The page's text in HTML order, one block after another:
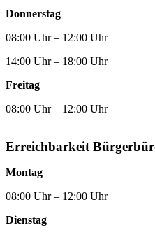
Donnerstag
08:00 Uhr – 12:00 Uhr
14:00 Uhr – 18:00 Uhr
Freitag
08:00 Uhr – 12:00 Uhr
Erreichbarkeit
Montag
08:00 Uhr – 12:00 Uhr
Dienstag